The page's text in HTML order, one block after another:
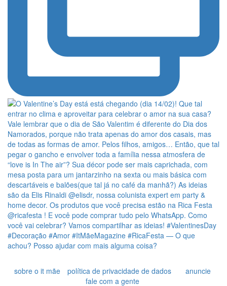
sobre o it mãe política de privacidade de dados
anuncie
fale com a gente